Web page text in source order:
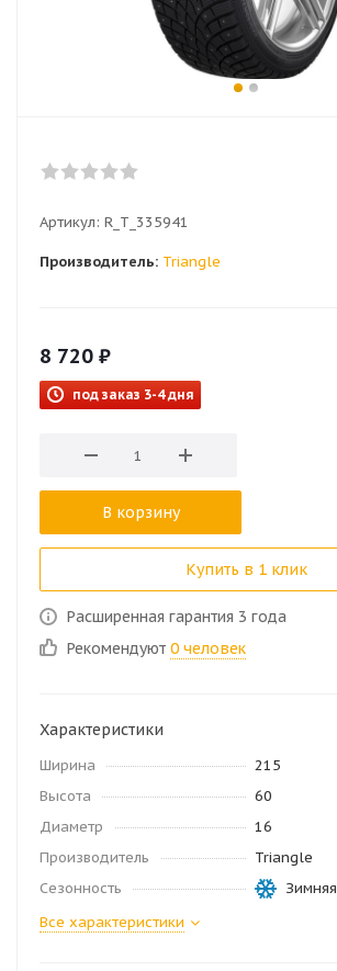
Артикул: R_T_335941
Производитель: Triangle
8 720 ₽
под заказ 3-4 дня
В корзину
Купить в 1 клик
Расширенная гарантия 3 года
Рекомендуют 0 человек
Характеристики
Ширина
215
Высота
60
Диаметр
16
Производитель
Triangle
Сезонность
Зимняя
Все характеристики